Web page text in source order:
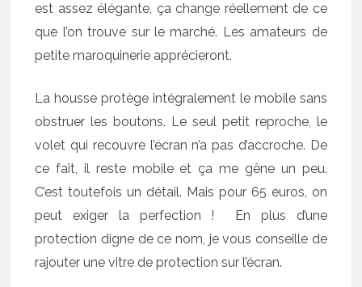
est assez élégante, ça change réellement de ce
que l’on trouve sur le marché. Les amateurs de
petite maroquinerie apprécieront.
La housse protège intégralement le mobile sans
obstruer les boutons. Le seul petit reproche, le
volet qui recouvre l’écran n’a pas d’accroche. De
ce fait, il reste mobile et ça me gêne un peu.
C’est toutefois un détail. Mais pour 65 euros, on
peut exiger la perfection ! En plus d’une
protection digne de ce nom, je vous conseille de
rajouter une vitre de protection sur l’écran.